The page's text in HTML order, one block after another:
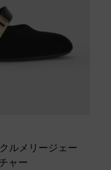
ルメリージェー
ャー